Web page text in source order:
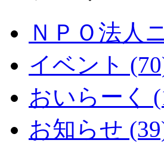
ＮＰＯ法人
イベント
おいらーく
お知らせ